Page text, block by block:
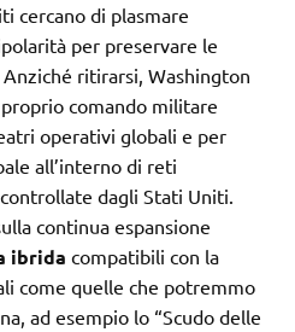
cercano di plasmare
per preservare le
ritirarsi, Washington
comando militare
operativi globali e per
all’interno di reti
dagli Stati Uniti.
continua espansione
ibrida compatibili con la
come quelle che potremmo
ad esempio lo “Scudo delle